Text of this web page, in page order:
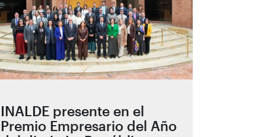
INALDE presente en el
Premio Empresario del Año